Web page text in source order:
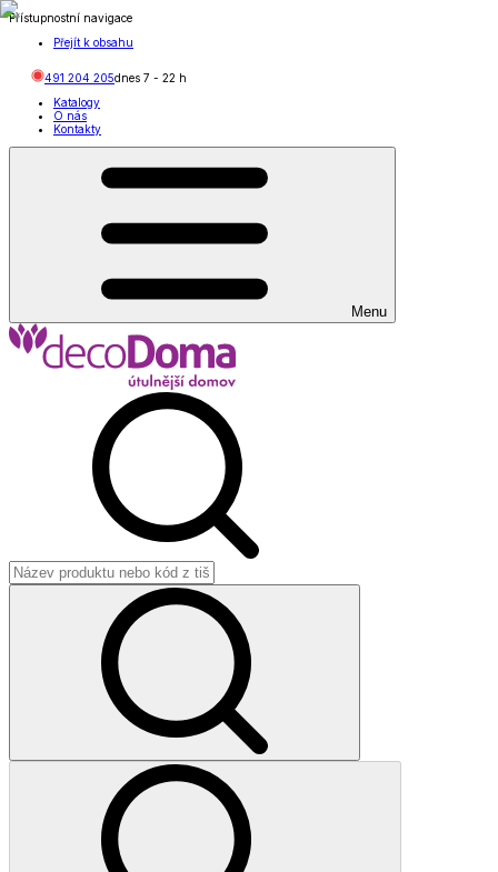
Přístupnostní navigace
Přejít k obsahu
491 204 205dnes 7 - 22 h
Katalogy
O nás
Kontakty
Menu